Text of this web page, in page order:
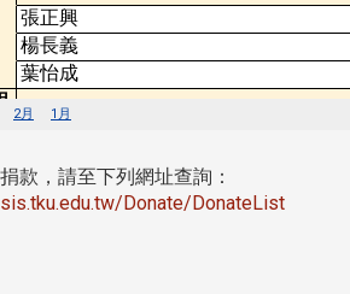
款，請至下列網址查詢：
Donate/DonateList